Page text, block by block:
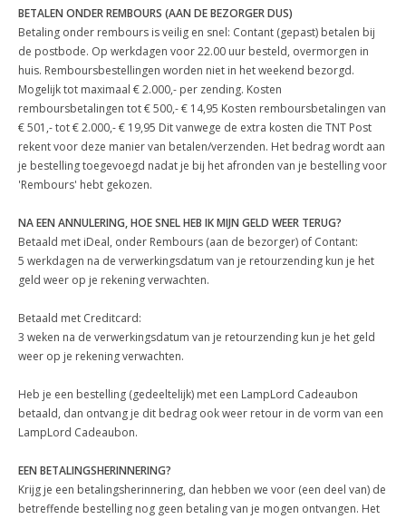
BETALEN ONDER REMBOURS (AAN DE BEZORGER DUS)
Betaling onder rembours is veilig en snel: Contant (gepast) betalen bij
de postbode. Op werkdagen voor 22.00 uur besteld, overmorgen in
huis. Remboursbestellingen worden niet in het weekend bezorgd.
Mogelijk tot maximaal € 2.000,- per zending. Kosten
remboursbetalingen tot € 500,- € 14,95 Kosten remboursbetalingen van
€ 501,- tot € 2.000,- € 19,95 Dit vanwege de extra kosten die TNT Post
rekent voor deze manier van betalen/verzenden. Het bedrag wordt aan
je bestelling toegevoegd nadat je bij het afronden van je bestelling voor
'Rembours' hebt gekozen.
NA EEN ANNULERING, HOE SNEL HEB IK MIJN GELD WEER TERUG?
Betaald met iDeal, onder Rembours (aan de bezorger) of Contant:
5 werkdagen na de verwerkingsdatum van je retourzending kun je het
geld weer op je rekening verwachten.
Betaald met Creditcard:
3 weken na de verwerkingsdatum van je retourzending kun je het geld
weer op je rekening verwachten.
Heb je een bestelling (gedeeltelijk) met een LampLord Cadeaubon
betaald, dan ontvang je dit bedrag ook weer retour in de vorm van een
LampLord Cadeaubon.
EEN BETALINGSHERINNERING?
Krijg je een betalingsherinnering, dan hebben we voor (een deel van) de
betreffende bestelling nog geen betaling van je mogen ontvangen. Het